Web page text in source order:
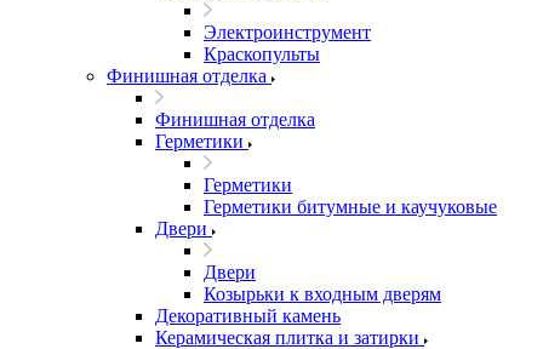
Электроинструмент
Краскопульты
Финишная отделка
Финишная отделка
Герметики
Герметики
Герметики битумные и каучуковые
Двери
Двери
Козырьки к входным дверям
Декоративный камень
Керамическая плитка и затирки